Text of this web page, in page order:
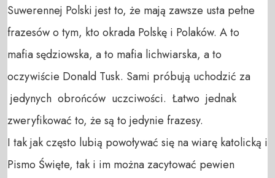
Suwerennej Polski jest to, że mają zawsze usta pełne
frazesów o tym, kto okrada Polskę i Polaków. A to
mafia sędziowska, a to mafia lichwiarska, a to
oczywiście Donald Tusk. Sami próbują uchodzić za
jedynych obrońców uczciwości. Łatwo jednak
zweryfikować to, że są to jedynie frazesy.
I tak jak często lubią powoływać się na wiarę katolicką i
Pismo Święte, tak i im można zacytować pewien